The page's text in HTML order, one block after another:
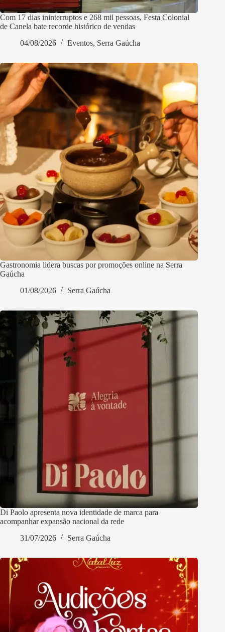
Com 17 dias ininterruptos e 268 mil pessoas, Festa Colonial
de Canela bate recorde histórico de vendas
04/08/2026
Eventos, Serra Gaúcha
Gastronomia lidera buscas por promoções online na Serra
Gaúcha
01/08/2026
Serra Gaúcha
Di Paolo apresenta nova identidade de marca para
acompanhar expansão nacional da rede
31/07/2026
Serra Gaúcha